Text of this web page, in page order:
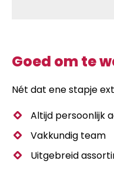
Goed om te
Nét dat ene stapje
Altijd persoonlijk
Vakkundig team
Uitgebreid